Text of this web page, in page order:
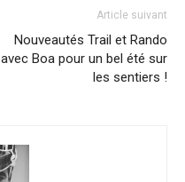
Article suivant
Nouveautés Trail et Rando
avec Boa pour un bel été sur
les sentiers !